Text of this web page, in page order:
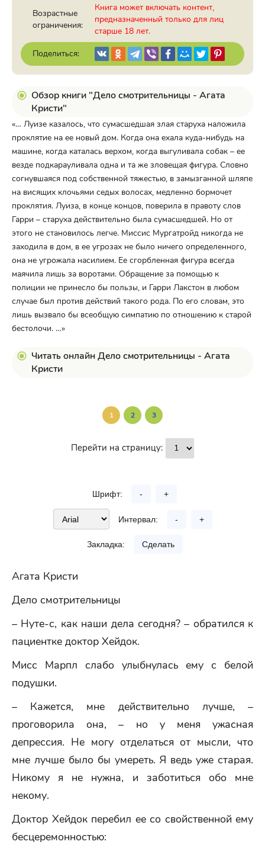
Возрастные
ограничения:
Книга может включать контент,
предназначенный только для лиц
старше 18 лет.
Поделиться:
Обзор книги "Дело смотрительницы - Агата
Кристи"
«… Луизе казалось, что сумасшедшая злая старуха наложила
проклятие на ее новый дом. Когда она ехала куда-нибудь на
машине, когда каталась верхом, когда выгуливала собак – ее
везде подкарауливала одна и та же зловещая фигура. Словно
согнувшаяся под собственной тяжестью, в замызганной шляпе
на висящих клочьями седых волосах, медленно бормочет
проклятия. Луиза, в конце концов, поверила в правоту слов
Гарри – старуха действительно была сумасшедшей. Но от
этого не становилось легче. Миссис Мургатройд никогда не
заходила в дом, в ее угрозах не было ничего определенного,
она не угрожала насилием. Ее сгорбленная фигура всегда
маячила лишь за воротами. Обращение за помощью к
полиции не принесло бы пользы, и Гарри Лакстон в любом
случае был против действий такого рода. По его словам, это
лишь вызвало бы всеобщую симпатию по отношению к старой
бестолочи. …»
Читать онлайн Дело смотрительницы - Агата
Кристи
1 2 3
Перейти на страницу:
Шрифт: - +
Интервал: - +
Закладка: Сделать
Агата Кристи
Дело смотрительницы
– Нуте-с, как наши дела сегодня? – обратился к
пациентке доктор Хейдок.
Мисс Марпл слабо улыбнулась ему с белой
подушки.
– Кажется, мне действительно лучше, –
проговорила она, – но у меня ужасная
депрессия. Не могу отделаться от мысли, что
мне лучше было бы умереть. Я ведь уже старая.
Никому я не нужна, и заботиться обо мне
некому.
Доктор Хейдок перебил ее со свойственной ему
бесцеремонностью: